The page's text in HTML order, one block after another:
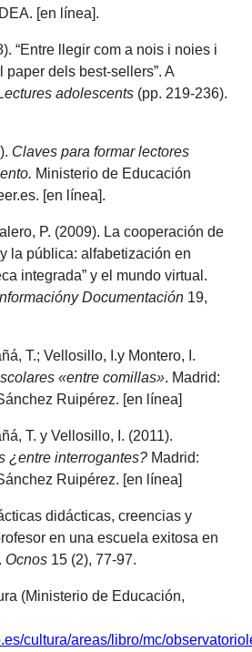
[en línea].
“Entre llegir com a nois i noies i
paper dels best-sellers”. A
adolescents (pp. 219-236).
Claves para formar lectores
Ministerio de Educación
[en línea].
P. (2009). La cooperación de
la pública: alfabetización en
integrada” y el mundo virtual.
Documentación 19,
T.; Vellosillo, I.y Montero, I.
«entre comillas». Madrid:
Ruipérez. [en línea]
T. y Vellosillo, I. (2011).
¿entre interrogantes? Madrid:
Ruipérez. [en línea]
didácticas, creencias y
en una escuela exitosa en
Ocnos 15 (2), 77-97.
(Ministerio de Educación,
cultura/areas/libro/mc/